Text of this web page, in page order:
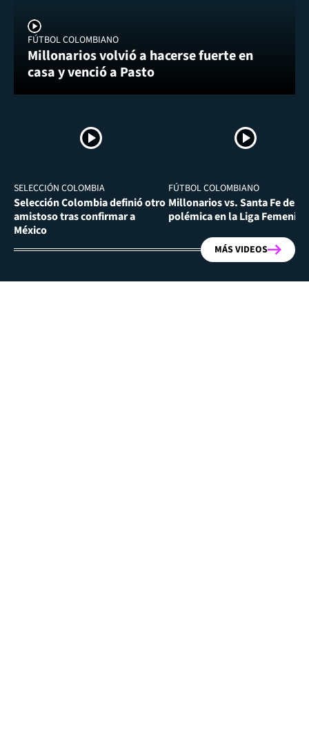
FÚTBOL COLOMBIANO
Millonarios volvió a hacerse fuerte en
casa y venció a Pasto
SELECCIÓN COLOMBIA
Selección Colombia definió otro
amistoso tras confirmar a
México
FÚTBOL COLOMBIANO
Millonarios vs. Santa Fe
polémica en la Liga Femenina
MÁS VIDEOS